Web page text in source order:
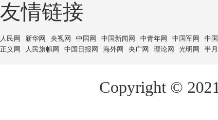
友情链接
人民网 新华网 央视网 中国网 中国新闻网 中青年网 中国军网
中
正义网
人民旗帜网 中国日报网 海外网 央广网 理论网 光明网 半
Copyright ©